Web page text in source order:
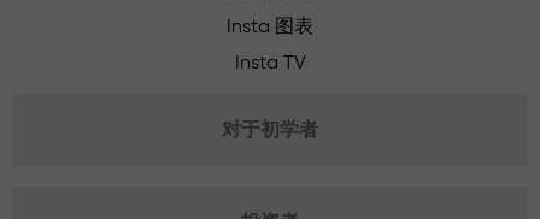
Insta 图表
Insta TV
对于初学者